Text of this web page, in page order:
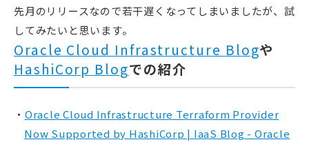
先月のリリースなので若干遅くなってしまいましたが、試
してみたいと思います。
Oracle Cloud Infrastructure Blogや
HashiCorp Blogでの紹介
Oracle Cloud Infrastructure Terraform Provider
Now Supported by HashiCorp | IaaS Blog - Oracle